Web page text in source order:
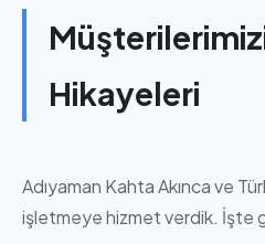
Hikayeleri
Adıyaman Kahta Akınca ve
işletmeye hizmet verdik. İşte